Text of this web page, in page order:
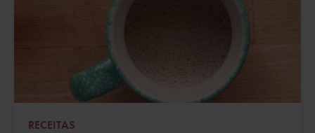
RECEITAS